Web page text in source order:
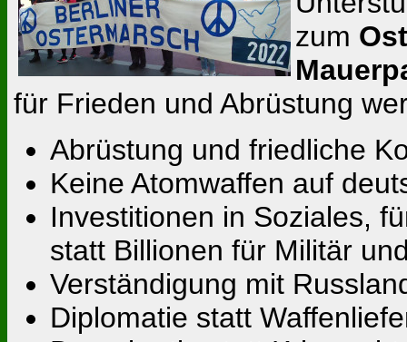
zum
für Frieden und Abrüstung
Abrüstung und friedliche
Keine Atomwaffen auf
Investitionen in Soziales,
statt Billionen für Militär
Verständigung mit
Diplomatie statt